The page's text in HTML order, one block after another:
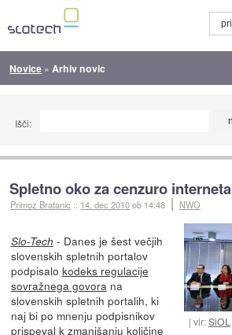
Novice » Arhiv novic
Išči:
Spletno oko za cenzuro interneta
Primoz Bratanic :: 14. dec 2010ob 14:48 NWO
vir:SiOL
Slo-Tech - Danes je šest večjih
slovenskih spletnih portalov
podpisalo kodeks regulacije
sovražnega govorana
slovenskih spletnih portalih, ki
naj bi po mnenju podpisnikov
prispeval k zmanjšanju količine